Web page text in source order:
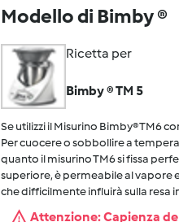
Modello di Bimby ®
Ricetta per
Bimby ® TM 5
Se utilizzi il Misurino Bimby® TM6
Per cuocere o sobbollire a
quanto il misurino TM6 si fissa
superiore, è permeabile al vapore
che difficilmente influirà sulla resa
Attenzione: Capienza